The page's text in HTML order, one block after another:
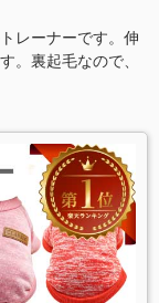
レーナーです。伸
。裏起毛なので、